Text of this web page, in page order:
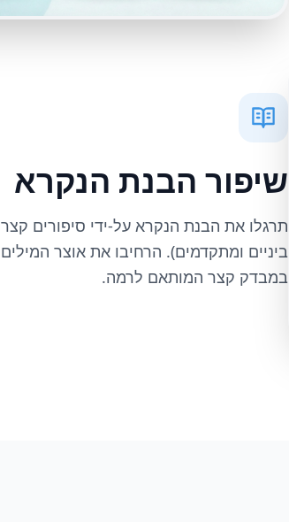
שיפור הבנת הנקרא
תרגלו את הבנת הנקרא על-ידי סיפורים
ביניים ומתקדמים). הרחיבו את אוצר
במבדק קצר המותאם לרמה.